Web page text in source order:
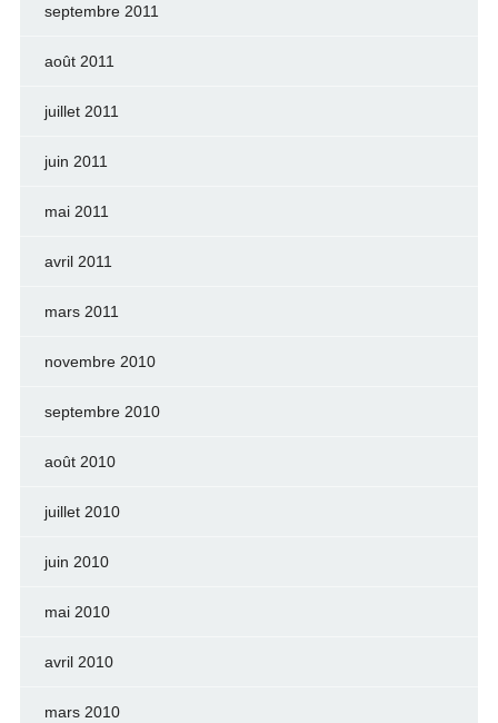
septembre 2011
août 2011
juillet 2011
juin 2011
mai 2011
avril 2011
mars 2011
novembre 2010
septembre 2010
août 2010
juillet 2010
juin 2010
mai 2010
avril 2010
mars 2010